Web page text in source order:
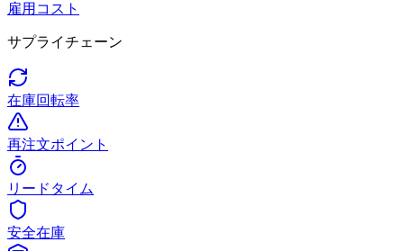
雇用コスト
サプライチェーン
在庫回転率
再注文ポイント
リードタイム
安全在庫